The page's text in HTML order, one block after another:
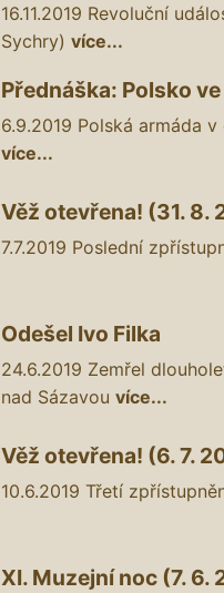
16.11.2019 Revoluční
Sychry) více...
Přednáška: Polsko
6.9.2019 Polská armáda
více...
Věž otevřena! (31. 8.
7.7.2019 Poslední
Odešel Ivo Filka
24.6.2019 Zemřel
nad Sázavou více...
Věž otevřena! (6. 7.
10.6.2019 Třetí
XI. Muzejní noc (7. 6.